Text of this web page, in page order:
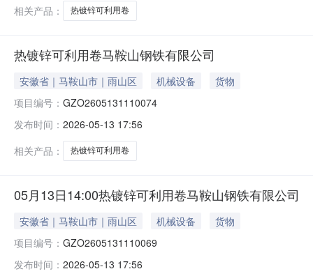
相关产品：
热镀锌可利用卷
热镀锌可利用卷马鞍山钢铁有限公司
安徽省｜马鞍山市｜雨山区 机械设备
货物
项目编号： GZO2605131110074
发布时间： 2026-05-13 17:56
相关产品：
热镀锌可利用卷
05月13日14:00热镀锌可利用卷马鞍山钢铁有限公司
安徽省｜马鞍山市｜雨山区 机械设备
货物
项目编号： GZO2605131110069
发布时间： 2026-05-13 17:56